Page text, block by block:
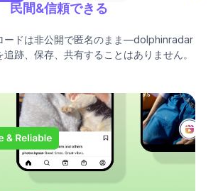
民間&信頼できる
ードは非公開で匿名のまま—dolphinradar
跡、保存、共有することはありません。